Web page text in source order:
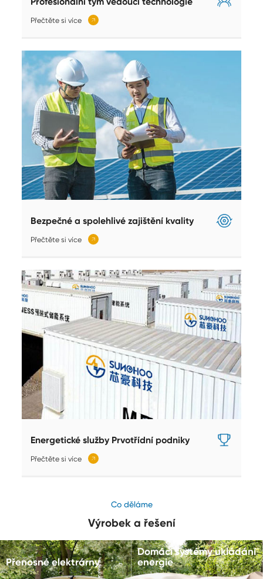
Přečtěte si více 𐃚
Bezpečné a spolehlivé zajištění kvality
Přečtěte si více 𐃚
Energetické služby Prvotřídní podniky
Přečtěte si více 𐃚
Co děláme
Výrobek a řešení
Přenosné elektrárny
Domácí systémy ukládání
energie